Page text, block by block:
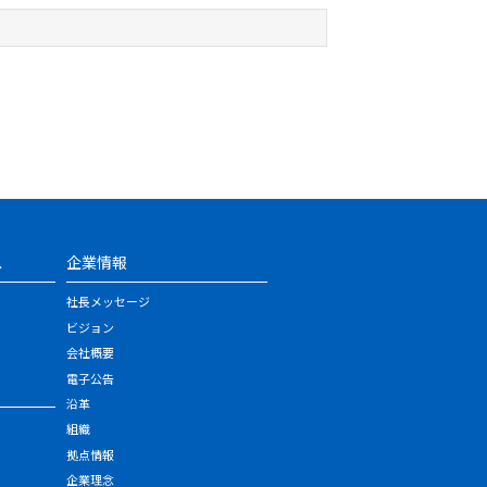
企業情報
社長メッセージ
ビジョン
会社概要
電子公告
沿革
組織
拠点情報
企業理念